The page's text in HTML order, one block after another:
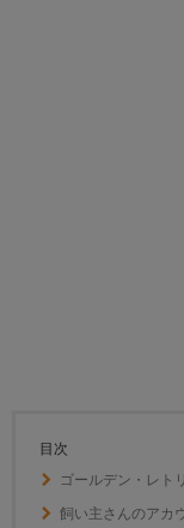
目次
ゴールデン・レト
飼い主さんのアカ